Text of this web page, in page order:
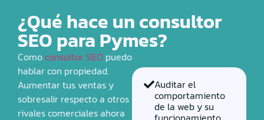
¿Qué hace un consultor
SEO para Pymes?
Comoconsultor SEO puedo
hablar con propiedad.
Aumentar tus ventas y
sobresalir respecto a otros
rivales comerciales ahora
Auditar el
comportamiento
de la web y su